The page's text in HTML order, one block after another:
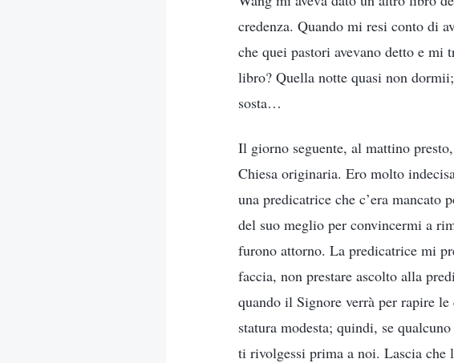
credenza. Quando mi resi conto di
che quei pastori avevano detto e mi
libro? Quella notte quasi non
sosta…
Il giorno seguente, al mattino
Chiesa originaria. Ero molto
una predicatrice che c’era mancato
del suo meglio per convincermi a
furono attorno. La predicatrice mi
faccia, non prestare ascolto alla
quando il Signore verrà per rapire
statura modesta; quindi, se
ti rivolgessi prima a noi. Lascia